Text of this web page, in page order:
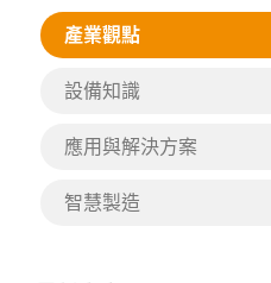
產業觀點
設備知識
應用與解決方案
智慧製造